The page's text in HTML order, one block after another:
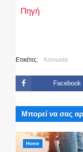
Πηγή
Ετικέτες: Κοινωνία
Facebook
Μπορεί να σας
Home